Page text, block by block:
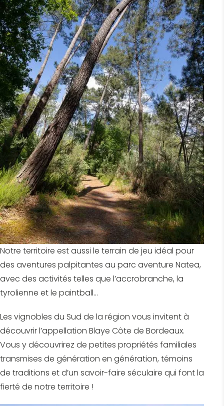
Notre territoire est aussi le terrain de jeu idéal pour
des aventures palpitantes au parc aventure Natea,
avec des activités telles que l’accrobranche, la
tyrolienne et le paintball…
Les vignobles du Sud de la région vous invitent à
découvrir l’appellation Blaye Côte de Bordeaux.
Vous y découvrirez de petites propriétés familiales
transmises de génération en génération, témoins
de traditions et d’un savoir-faire séculaire qui font la
fierté de notre territoire !